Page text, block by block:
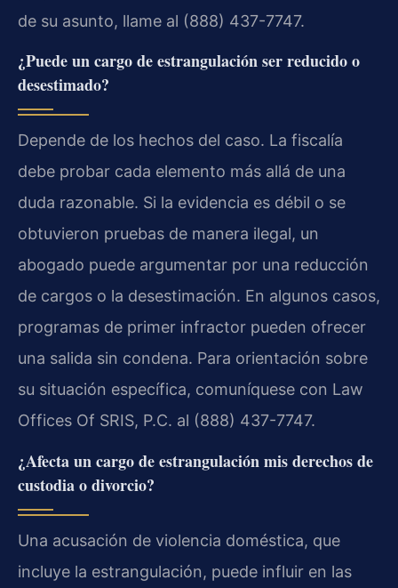
de su asunto, llame al (888) 437-7747.
¿Puede un cargo de estrangulación ser reducido o
desestimado?
Depende de los hechos del caso. La fiscalía
debe probar cada elemento más allá de una
duda razonable. Si la evidencia es débil o se
obtuvieron pruebas de manera ilegal, un
abogado puede argumentar por una reducción
de cargos o la desestimación. En algunos casos,
programas de primer infractor pueden ofrecer
una salida sin condena. Para orientación sobre
su situación específica, comuníquese con Law
Offices Of SRIS, P.C. al (888) 437-7747.
¿Afecta un cargo de estrangulación mis derechos de
custodia o divorcio?
Una acusación de violencia doméstica, que
incluye la estrangulación, puede influir en las